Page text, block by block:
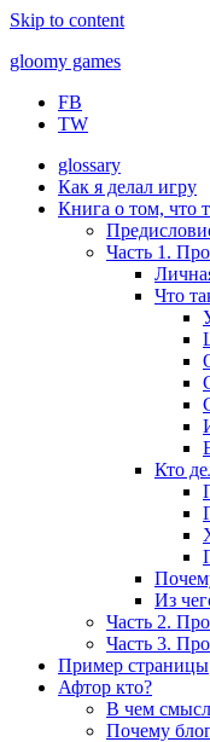
Skip to content
gloomy games
Печально об играх
FB
TW
glossary
Как я делал игру
Книга о том, что
Часть 1.
Что
Кто
Из
Часть 2.
Часть 3.
Пример страницы
Афтор кто?
В чем
Почему